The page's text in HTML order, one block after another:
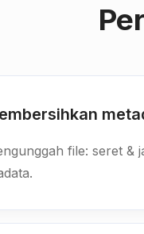
file: seret